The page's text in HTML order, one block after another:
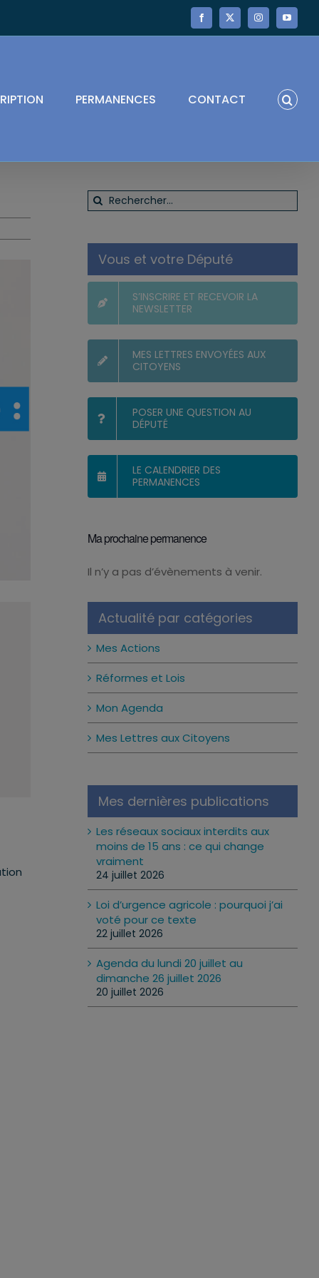
Facebook
X InstagramYouTube
PERMANENCES CONTACT
Rechercher:
Vous et votre Député
S’INSCRIRE ET RECEVOIR LA
NEWSLETTER
MES LETTRES ENVOYÉES AUX
CITOYENS
POSER UNE QUESTION AU
DÉPUTÉ
LE CALENDRIER DES
PERMANENCES
Ma prochaine permanence
Notice
Il n’y a pas d’évènements à venir.
Actualité par catégories
Mes Actions
Réformes et Lois
Mon Agenda
Mes Lettres aux Citoyens
Mes dernières publications
Les réseaux sociaux interdits aux
moins de 15 ans : ce qui change
vraiment
24 juillet 2026
Loi d’urgence agricole : pourquoi j’ai
voté pour ce texte
22 juillet 2026
Agenda du lundi 20 juillet au
dimanche 26 juillet 2026
20 juillet 2026